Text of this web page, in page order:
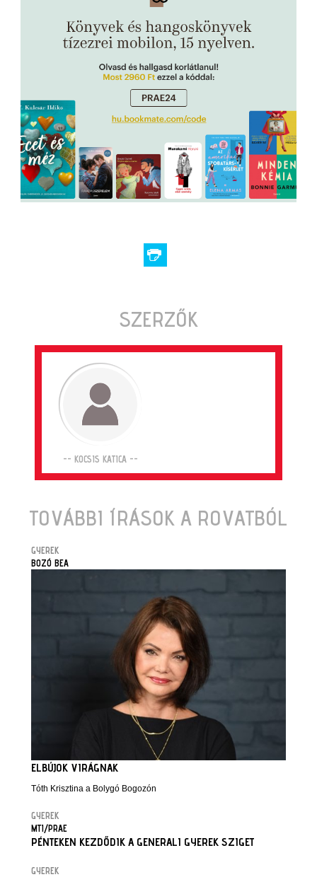
SZERZŐK
-- KOCSIS KATICA --
TOVÁBBI ÍRÁSOK A ROVATBÓL
GYEREK
BOZÓ BEA
ELBÚJOK VIRÁGNAK
Tóth Krisztina a Bolygó Bogozón
GYEREK
MTI/PRAE
PÉNTEKEN KEZDŐDIK A GENERALI GYEREK SZIGET
GYEREK